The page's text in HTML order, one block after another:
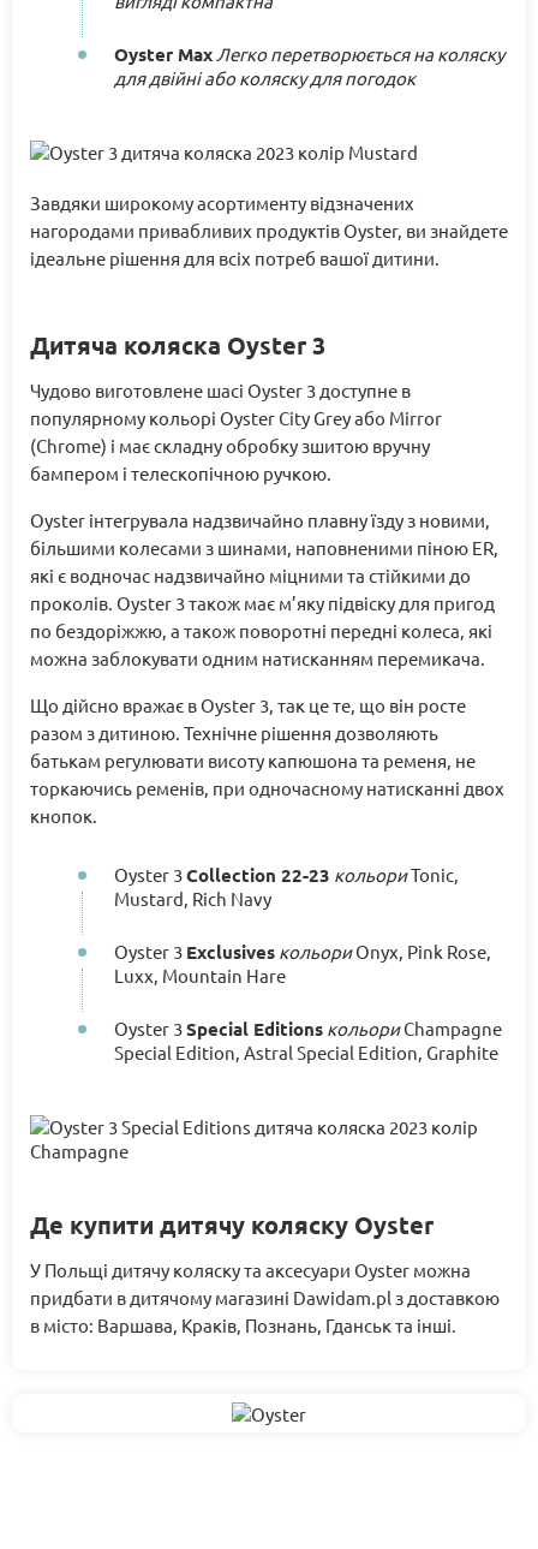
Oyster Max Легко перетворюється на коляску
для двійні або коляску для погодок
Завдяки широкому асортименту відзначених
нагородами привабливих продуктів Oyster, ви знайдете
ідеальне рішення для всіх потреб вашої дитини.
Дитяча коляска Oyster 3
Чудово виготовлене шасі Oyster 3 доступне в
популярному кольорі Oyster City Grey або Mirror
(Chrome) і має складну обробку зшитою вручну
бампером і телескопічною ручкою.
Oyster інтегрувала надзвичайно плавну їзду з новими,
більшими колесами з шинами, наповненими піною ER,
які є водночас надзвичайно міцними та стійкими до
проколів. Oyster 3 також має м’яку підвіску для пригод
по бездоріжжю, а також поворотні передні колеса, які
можна заблокувати одним натисканням перемикача.
Що дійсно вражає в Oyster 3, так це те, що він росте
разом з дитиною. Технічне рішення дозволяють
батькам регулювати висоту капюшона та ременя, не
торкаючись ременів, при одночасному натисканні двох
кнопок.
Oyster 3Collection 22-23 кольориTonic,
Mustard, Rich Navy
Oyster 3 Exclusives кольориOnyx, Pink Rose,
Luxx, Mountain Hare
Oyster 3Special Editions кольориChampagne
Special Edition, Astral Special Edition, Graphite
Де купити дитячу коляску Oyster
У Польщі дитячу коляску та аксесуари Oyster можна
придбати в дитячому магазині Dawidam.pl з доставкою
в місто: Варшава, Краків, Познань, Гданськ та інші.